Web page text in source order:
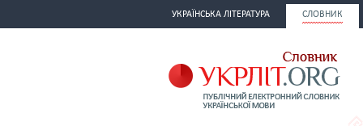
УКРАЇНСЬКА ЛІТЕРАТУРА СЛОВНИК